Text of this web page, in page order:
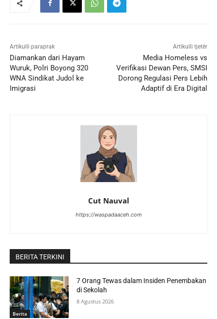
Artikulli paraprak
Diamankan dari Hayam
Wuruk, Polri Boyong 320
WNA Sindikat Judol ke
Imigrasi
Artikulli tjetër
Media Homeless vs
Verifikasi Dewan Pers, SMSI
Dorong Regulasi Pers Lebih
Adaptif di Era Digital
Cut Nauval
https://waspadaaceh.com
BERITA TERKINI
Berita
7 Orang Tewas dalam Insiden Penembakan
di Sekolah
8 Agustus 2026